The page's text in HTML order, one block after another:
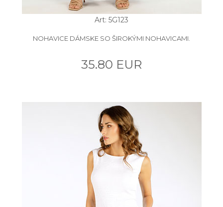
Art: 5G123
NOHAVICE DÁMSKE SO ŠIROKÝMI NOHAVICAMI.
35.80 EUR